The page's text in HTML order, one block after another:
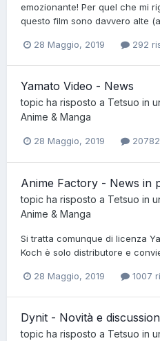
emozionante! Per quel che mi
questo film sono davvero alte
28 Maggio, 2019 292
Yamato Video - News
topic ha risposto a Tetsuo in
Anime & Manga
28 Maggio, 2019
Anime Factory - News in
topic ha risposto a Tetsuo in
Anime & Manga
Si tratta comunque di licenza
Koch è solo distributore e
28 Maggio, 2019 1007
Dynit - Novità e
topic ha risposto a Tetsuo in